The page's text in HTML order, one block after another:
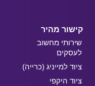
קישור מהיר
שירותי מחשוב
לעסקים
ציוד למייניג (כרייה)
ציוד היקפי